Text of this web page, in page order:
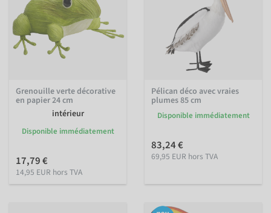
Grenouille verte décorative
en papier 24 cm
intérieur
Disponible immédiatement
17,79 €
14,95 EUR hors TVA
Pélican déco avec vraies
plumes 85 cm
Disponible immédiatement
83,24 €
69,95 EUR hors TVA